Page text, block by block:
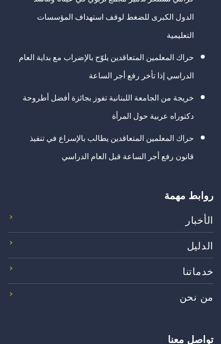
الدول الكبرى للضغط لوقف استهداف المؤسسات
التعليمية
حراك المعلمين المتعاقدين يلوّح بالإضراب مع بداية العام
الدراسي إذا تأخر رفع أجر الساعة
خريجة من الجامعة اللبنانية تفوز بجائزة أفضل أطروحة
دكتوراه عربية حول المرأة
حراك المعلمين المتعاقدين يطالب بالإسراع في تنفيذ
قانون رفع أجر الساعة قبل العام الدراسي
روابط مهمة
الأخبار
الدليل
خدماتنا
من نحن
تواصل معنا